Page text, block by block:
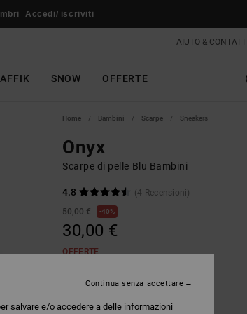
Accedi/ iscriviti
AIUTO & CONTATTI
SNOW OFFERTE
Home Bambini Scarpe Sneakers
Onyx
Scarpe di pelle Blu Bambini
4.8
(4 Recensioni)
50,00 €
40%
30,00 €
OFFERTE
salvare e/o accedere a delle informazioni
Continua senza accettare